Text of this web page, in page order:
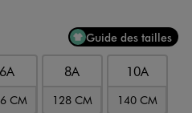
Guide des tailles
6A
CM
8A
128 CM
10A
140 CM